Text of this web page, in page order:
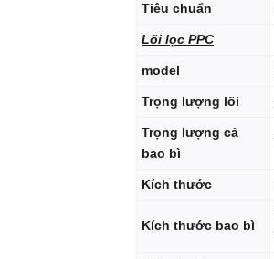
Tiêu chuẩn
Lõi lọc PPC
model
Trọng lượng lõi
Trọng lượng cả
bao bì
Kích thước
Kích thước bao bì